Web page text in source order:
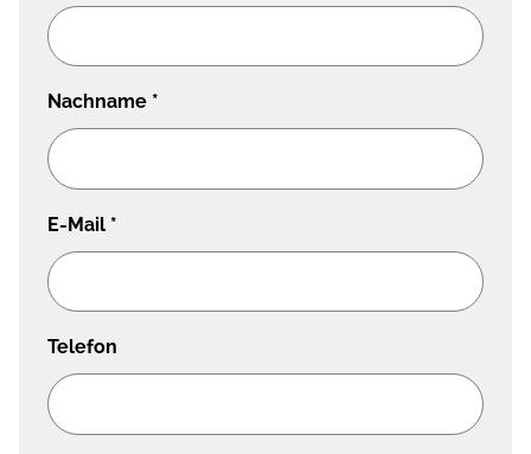
Nachname *
E-Mail *
Telefon